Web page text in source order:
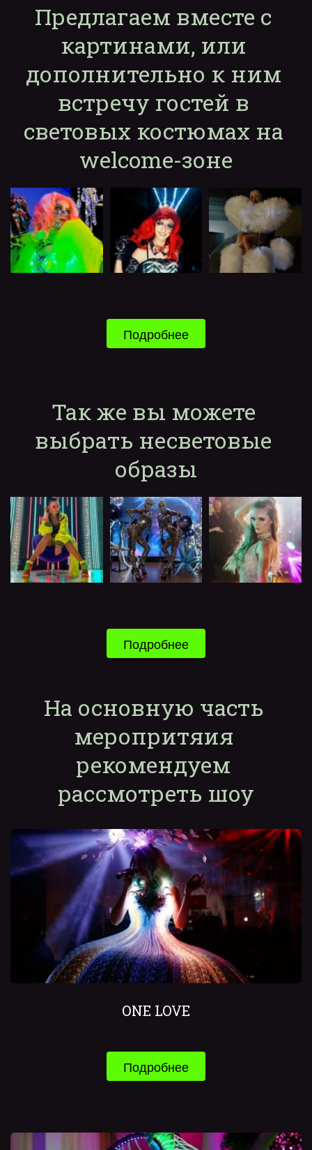
Предлагаем вместе с
картинами, или
дополнительно к ним
встречу гостей в
световых костюмах на
welcome-зоне
Подробнее
Так же вы можете
выбрать несветовые
образы
Подробнее
На основную часть
меропритяия
рекомендуем
рассмотреть шоу
ONE LOVE
Подробнее